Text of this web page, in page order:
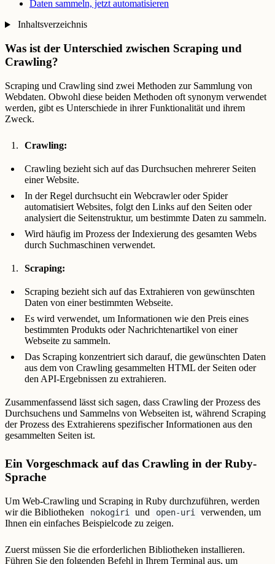
Daten sammeln, jetzt automatisieren
Inhaltsverzeichnis
Was ist der Unterschied zwischen Scraping und
Crawling?
Scraping und Crawling sind zwei Methoden zur Sammlung von
Webdaten. Obwohl diese beiden Methoden oft synonym verwendet
werden, gibt es Unterschiede in ihrer Funktionalität und ihrem
Zweck.
Crawling:
Crawling bezieht sich auf das Durchsuchen mehrerer Seiten
einer Website.
In der Regel durchsucht ein Webcrawler oder Spider
automatisiert Websites, folgt den Links auf den Seiten oder
analysiert die Seitenstruktur, um bestimmte Daten zu sammeln.
Wird häufig im Prozess der Indexierung des gesamten Webs
durch Suchmaschinen verwendet.
Scraping:
Scraping bezieht sich auf das Extrahieren von gewünschten
Daten von einer bestimmten Webseite.
Es wird verwendet, um Informationen wie den Preis eines
bestimmten Produkts oder Nachrichtenartikel von einer
Webseite zu sammeln.
Das Scraping konzentriert sich darauf, die gewünschten Daten
aus dem von Crawling gesammelten HTML der Seiten oder
den API-Ergebnissen zu extrahieren.
Zusammenfassend lässt sich sagen, dass Crawling der Prozess des
Durchsuchens und Sammelns von Webseiten ist, während Scraping
der Prozess des Extrahierens spezifischer Informationen aus den
gesammelten Seiten ist.
Ein Vorgeschmack auf das Crawling in der Ruby-
Sprache
Um Web-Crawling und Scraping in Ruby durchzuführen, werden
wir die Bibliotheken
nokogiri und open-uri
verwenden, um
Ihnen ein einfaches Beispielcode zu zeigen.
Zuerst müssen Sie die erforderlichen Bibliotheken installieren.
Führen Sie den folgenden Befehl in Ihrem Terminal aus, um